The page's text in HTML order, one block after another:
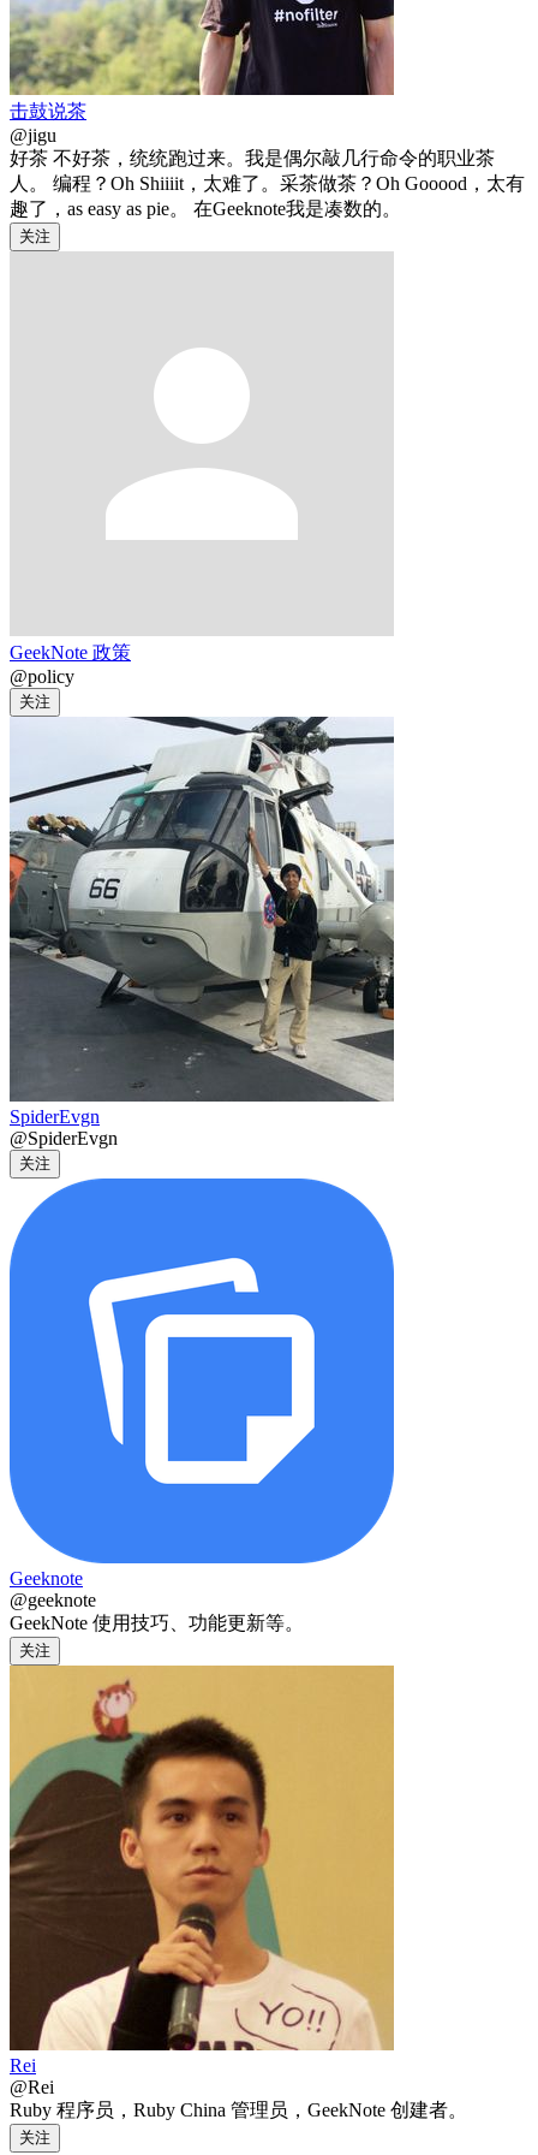
击鼓说茶
@jigu
好茶 不好茶，统统跑过来。我是偶尔敲几行命令的职业茶
人。 编程？Oh Shiiiit，太难了。采茶做茶？Oh Gooood，太有
趣了，as easy as pie。 在Geeknote我是凑数的。
关注
GeekNote 政策
@policy
关注
SpiderEvgn
@SpiderEvgn
关注
Geeknote
@geeknote
GeekNote 使用技巧、功能更新等。
关注
Rei
@Rei
Ruby 程序员，Ruby China 管理员，GeekNote 创建者。
关注